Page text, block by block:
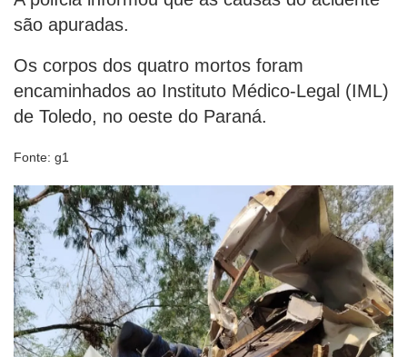
são apuradas.
Os corpos dos quatro mortos foram
encaminhados ao Instituto Médico-Legal (IML)
de Toledo, no oeste do Paraná.
Fonte: g1